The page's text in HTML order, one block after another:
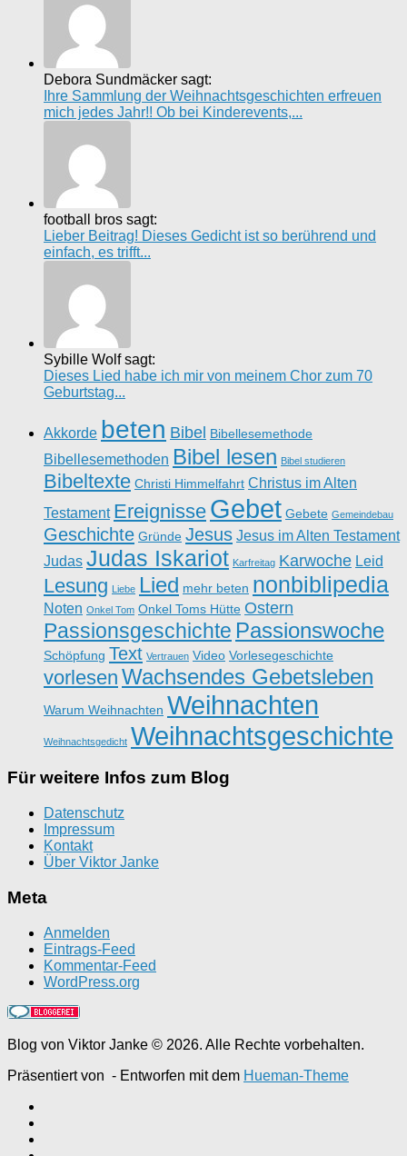
Debora Sundmäcker sagt:
Ihre Sammlung der Weihnachtsgeschichten erfreuen
mich jedes Jahr!! Ob bei Kinderevents,...
football bros sagt:
Lieber Beitrag! Dieses Gedicht ist so berührend und
einfach, es trifft...
Sybille Wolf sagt:
Dieses Lied habe ich mir von meinem Chor zum 70
Geburtstag...
Akkorde beten Bibel Bibellesemethode
Bibellesemethoden Bibel lesen Bibel studieren
Bibeltexte Christi Himmelfahrt Christus im Alten
Testament Ereignisse Gebet Gebete Gemeindebau
Geschichte Gründe Jesus Jesus im Alten Testament
Judas Judas Iskariot Karfreitag Karwoche Leid
Lesung Liebe Lied mehr beten nonbiblipedia
Noten Onkel Tom Onkel Toms Hütte Ostern
Passionsgeschichte Passionswoche
Schöpfung Text Vertrauen Video Vorlesegeschichte
vorlesen Wachsendes Gebetsleben
Warum Weihnachten Weihnachten
Weihnachtsgedicht Weihnachtsgeschichte
Für weitere Infos zum Blog
Datenschutz
Impressum
Kontakt
Über Viktor Janke
Meta
Anmelden
Eintrags-Feed
Kommentar-Feed
WordPress.org
Blog von Viktor Janke © 2026. Alle Rechte vorbehalten.
Präsentiert von - Entworfen mit dem Hueman-Theme